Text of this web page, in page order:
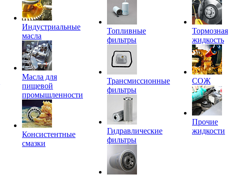
Индустриальные
масла
Масла для
пищевой
промышленности
Консистентные
смазки
Топливные
фильтры
Трансмиссионные
фильтры
Гидравлические
фильтры
Тормозная
жидкость
СОЖ
Прочие
жидкости